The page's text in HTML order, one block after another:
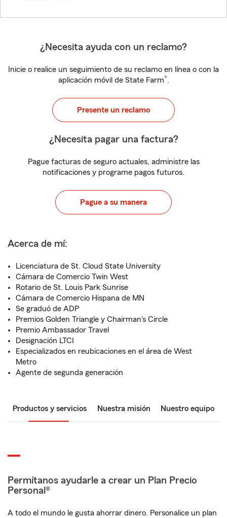
¿Necesita ayuda con un reclamo?
Inicie o realice un seguimiento de su reclamo en línea o con la
aplicación móvil de State Farm®.
Presente un reclamo
¿Necesita pagar una factura?
Pague facturas de seguro actuales, administre las
notificaciones y programe pagos futuros.
Pague a su manera
Acerca de mí:
Licenciatura de St. Cloud State University
Cámara de Comercio Twin West
Rotario de St. Louis Park Sunrise
Cámara de Comercio Hispana de MN
Se graduó de ADP
Premios Golden Triangle y Chairman's Circle
Premio Ambassador Travel
Designación LTCI
Especializados en reubicaciones en el área de West
Metro
Agente de segunda generación
Productos y servicios Nuestra misión Nuestro equipo
Permítanos ayudarle a crear un Plan Precio
Personal®
A todo el mundo le gusta ahorrar dinero. Personalice un plan